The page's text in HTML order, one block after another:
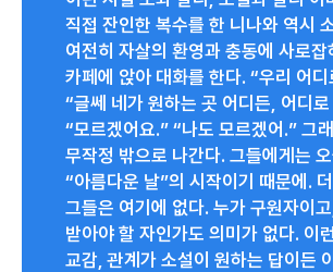
직접 잔인한 복수를 한 니나와 역시
여전히 자살의 환영과 충동에 사로
카페에 앉아 대화를 한다. “우리 어
“글쎄 네가 원하는 곳 어디든, 어디
“모르겠어요.” “나도 모르겠어.” 그
무작정 밖으로 나간다. 그들에게는 오
“아름다운 날”의 시작이기 때문에.
그들은 여기에 없다. 누가 구원자이
받아야 할 자인가도 의미가 없다. 이
교감, 관계가 소설이 원하는 답이든